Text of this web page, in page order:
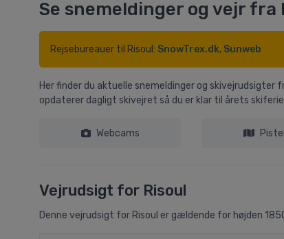
Se snemeldinger og vejr fra
Rejsebureauer til Risoul: SnowTrex.dk, Sunweb
Her finder du aktuelle snemeldinger og
opdaterer dagligt skivejret så du er klar til årets
Webcams
Vejrudsigt for Risoul
Denne vejrudsigt for Risoul er gældende for højden